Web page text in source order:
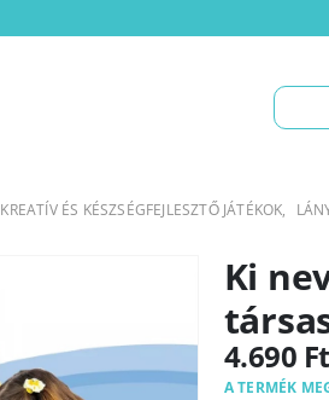
KREATÍV ÉS KÉSZSÉGFEJLESZTŐ JÁTÉKOK,
Ki
4.690 Ft
A TERMÉK